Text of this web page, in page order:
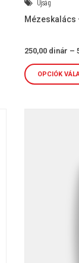
Újság
Mézeskalács
250,00 dinár –
OPCIÓK